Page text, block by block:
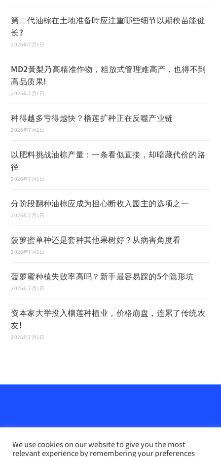
第二代油棕在土地准备時应注重哪些细节以期秧苗能健
长?
2026年7月1日
MD2黃梨乃高精准作物，粗放式管理难高产，也得不到
高品质果!
2026年7月1日
种得越多亏得越快？榴莲扩种正在反噬产业链
2026年7月1日
以肥料挑战油棕产量：一条看似直接，却暗藏代价的路
径
2026年7月1日
分阶段翻种油棕应成为担心断收入园主的选项之一
2026年7月1日
菠萝蜜单种还是套种其他果树好？从病害角度看
2026年7月1日
菠萝蜜种植失败率高吗？新手最容易踩的5个隐形坑
2026年7月1日
资本家大举投入榴莲种植业，价格崩盘，连累了传统农
友!
2026年7月1日
We use cookies on our website to give you the most
relevant experience by remembering your preferences